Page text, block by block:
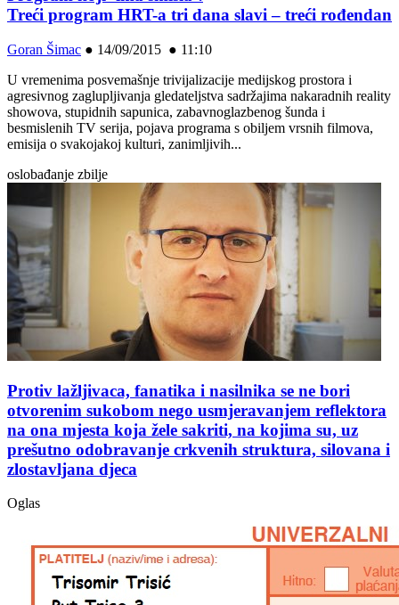
Treći program HRT-a tri dana slavi – treći rođendan
Goran Šimac ● 14/09/2015 ● 11:10
U vremenima posvemašnje trivijalizacije medijskog prostora i
agresivnog zaglupljivanja gledateljstva sadržajima nakaradnih reality
showova, stupidnih sapunica, zabavnoglazbenog šunda i
besmislenih TV serija, pojava programa s obiljem vrsnih filmova,
emisija o svakojakoj kulturi, zanimljivih...
oslobađanje zbilje
Protiv lažljivaca, fanatika i nasilnika se ne bori
otvorenim sukobom nego usmjeravanjem reflektora
na ona mjesta koja žele sakriti, na kojima su, uz
prešutno odobravanje crkvenih struktura, silovana i
zlostavljana djeca
Oglas